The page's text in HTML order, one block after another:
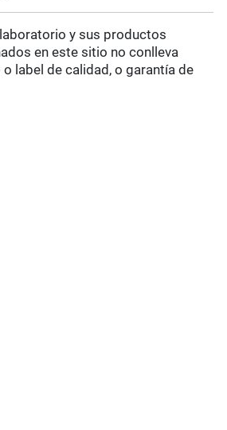
y sus productos
en este sitio no conlleva
label de calidad, o garantía de